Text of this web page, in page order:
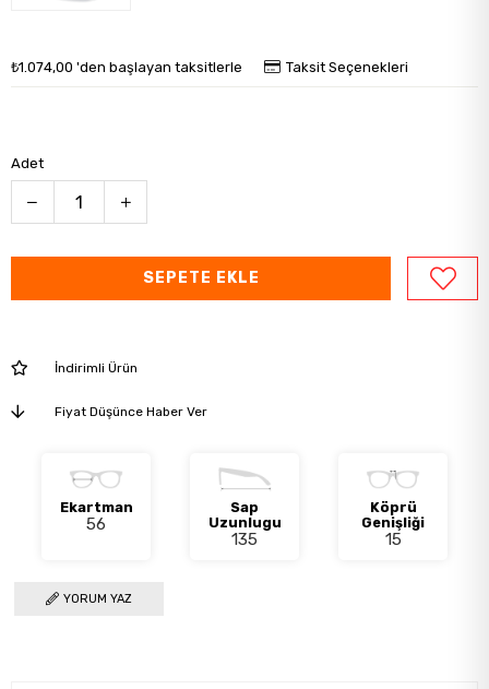
₺1.074,00 'den başlayan taksitlerle Taksit Seçenekleri
Adet
İndirimli Ürün
Fiyat Düşünce Haber Ver
Ekartman
56
Sap
Uzunlugu
135
Köprü
Genişliği
15
YORUM YAZ